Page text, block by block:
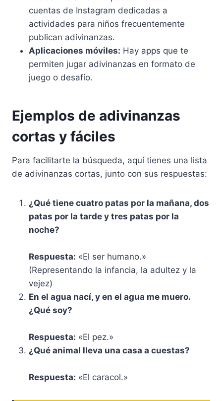
cuentas de Instagram dedicadas a
actividades para niños frecuentemente
publican adivinanzas.
Aplicaciones móviles: Hay apps que te
permiten jugar adivinanzas en formato de
juego o desafío.
Ejemplos de adivinanzas
cortas y fáciles
Para facilitarte la búsqueda, aquí tienes una lista
de adivinanzas cortas, junto con sus respuestas:
¿Qué tiene cuatro patas por la mañana, dos
patas por la tarde y tres patas por la
noche?
Respuesta: «El ser humano.»
(Representando la infancia, la adultez y la
vejez)
En el agua nací, y en el agua me muero.
¿Qué soy?
Respuesta: «El pez.»
¿Qué animal lleva una casa a cuestas?
Respuesta: «El caracol.»